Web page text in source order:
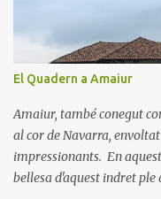
El Quadern a Amaiur
Amaiur, també conegut
al cor de Navarra,
impressionants. En
bellesa d'aquest indret